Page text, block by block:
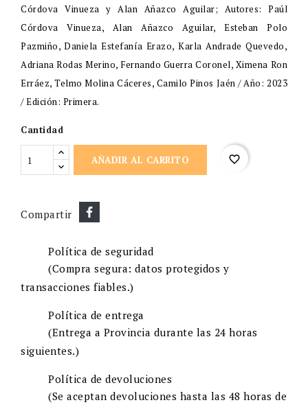
Córdova Vinueza y Alan Añazco Aguilar; Autores: Paúl
Córdova Vinueza, Alan Añazco Aguilar, Esteban Polo
Pazmiño, Daniela Estefanía Erazo, Karla Andrade Quevedo,
Adriana Rodas Merino, Fernando Guerra Coronel, Ximena Ron
Erráez, Telmo Molina Cáceres, Camilo Pinos Jaén / Año: 2023
/ Edición: Primera.
Cantidad
AÑADIR AL CARRITO favorite_border
Compartir
Política de seguridad
(Compra segura: datos protegidos y
transacciones fiables.)
Política de entrega
(Entrega a Provincia durante las 24 horas
siguientes.)
Política de devoluciones
(Se aceptan devoluciones hasta las 48 horas de